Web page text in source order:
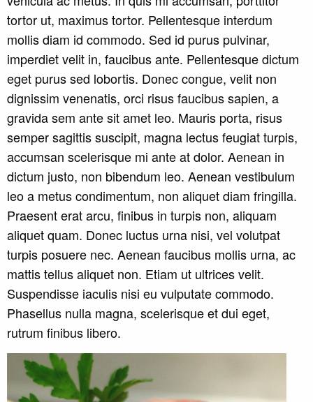
tortor ut, maximus tortor. Pellentesque interdum
mollis diam id commodo. Sed id purus pulvinar,
imperdiet velit in, faucibus ante. Pellentesque dictum
eget purus sed lobortis. Donec congue, velit non
dignissim venenatis, orci risus faucibus sapien, a
gravida sem ante sit amet leo. Mauris porta, risus
semper sagittis suscipit, magna lectus feugiat turpis,
accumsan scelerisque mi ante at dolor. Aenean in
dictum justo, non bibendum leo. Aenean vestibulum
leo a metus condimentum, non aliquet diam fringilla.
Praesent erat arcu, finibus in turpis non, aliquam
aliquet quam. Donec luctus urna nisi, vel volutpat
turpis posuere nec. Aenean faucibus mollis urna, ac
mattis tellus aliquet non. Etiam ut ultrices velit.
Suspendisse iaculis nisi eu vulputate commodo.
Phasellus nulla magna, scelerisque et dui eget,
rutrum finibus libero.